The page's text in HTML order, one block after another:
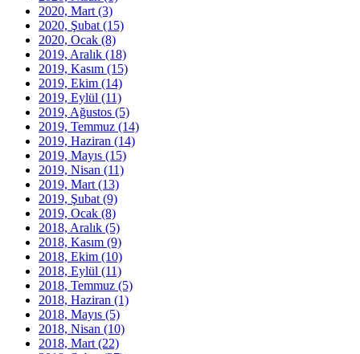
2020, Mart (3)
2020, Şubat (15)
2020, Ocak (8)
2019, Aralık (18)
2019, Kasım (15)
2019, Ekim (14)
2019, Eylül (11)
2019, Ağustos (5)
2019, Temmuz (14)
2019, Haziran (14)
2019, Mayıs (15)
2019, Nisan (11)
2019, Mart (13)
2019, Şubat (9)
2019, Ocak (8)
2018, Aralık (5)
2018, Kasım (9)
2018, Ekim (10)
2018, Eylül (11)
2018, Temmuz (5)
2018, Haziran (1)
2018, Mayıs (5)
2018, Nisan (10)
2018, Mart (22)